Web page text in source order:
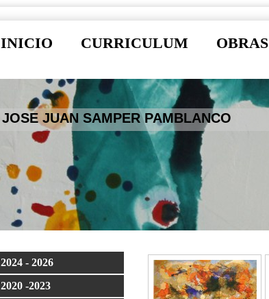
INICIO CURRICULUM OBRAS
JOSE JUAN SAMPER PAMBLANCO
2024 - 2026
2020 -2023